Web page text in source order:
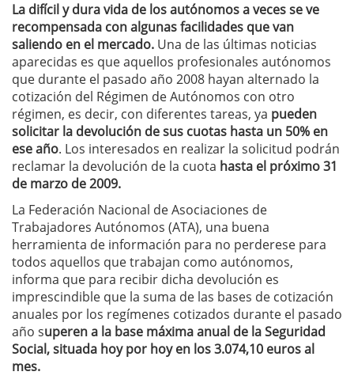
La difícil y dura vida de los autónomos a veces se ve
recompensada con algunas facilidades que van
saliendo en el mercado. Una de las últimas noticias
aparecidas es que aquellos profesionales autónomos
que durante el pasado año 2008 hayan alternado la
cotización del Régimen de Autónomos con otro
régimen, es decir, con diferentes tareas, ya pueden
solicitar la devolución de sus cuotas hasta un 50% en
ese año. Los interesados en realizar la solicitud podrán
reclamar la devolución de la cuota hasta el próximo 31
de marzo de 2009.
La Federación Nacional de Asociaciones de
Trabajadores Autónomos (ATA), una buena
herramienta de información para no perderese para
todos aquellos que trabajan como autónomos,
informa que para recibir dicha devolución es
imprescindible que la suma de las bases de cotización
anuales por los regímenes cotizados durante el pasado
año superen a la base máxima anual de la Seguridad
Social, situada hoy por hoy en los 3.074,10 euros al
mes.